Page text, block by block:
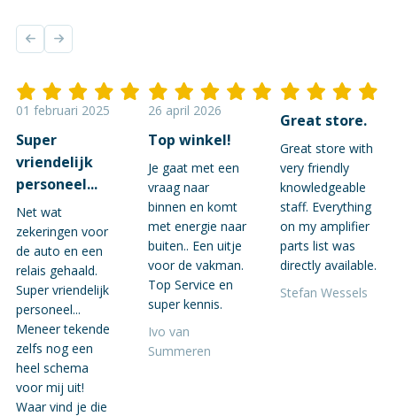
01 februari 2025
Super
vriendelijk
personeel...
Net wat
zekeringen voor
de auto en een
relais gehaald.
Super vriendelijk
personeel...
Meneer tekende
zelfs nog een
heel schema
voor mij uit!
Waar vind je die
26 april 2026
Top winkel!
Je gaat met een
vraag naar
binnen en komt
met energie naar
buiten.. Een uitje
voor de vakman.
Top Service en
super kennis.
Ivo van
Summeren
Great store.
Great store with
very friendly
knowledgeable
staff. Everything
on my amplifier
parts list was
directly available.
Stefan Wessels